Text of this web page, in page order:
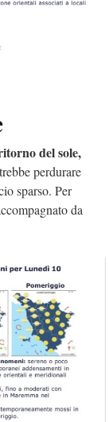
del sole,
perdurare
sparso. Per
da